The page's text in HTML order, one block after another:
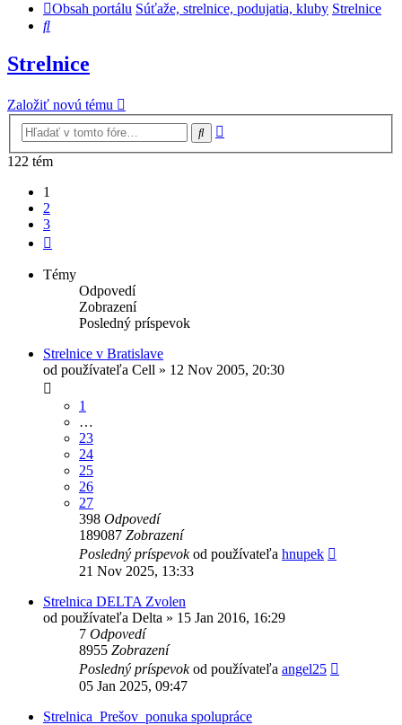
Obsah portálu Súťaže, strelnice, podujatia, kluby Strelnice
Hľadať
Strelnice
Založiť novú tému
Hľadať
122 tém
1
2
3
Témy
Odpovedí
Zobrazení
Posledný príspevok
Strelnice v Bratislave
od používateľa Cell » 12 Nov 2005, 20:30
1
…
23
24
25
26
27
398 Odpovedí
189087 Zobrazení
Posledný príspevokod používateľa hnupek
21 Nov 2025, 13:33
Strelnica DELTA Zvolen
od používateľa Delta » 15 Jan 2016, 16:29
7 Odpovedí
8955 Zobrazení
Posledný príspevokod používateľa angel25
05 Jan 2025, 09:47
Strelnica_Prešov_ponuka spolupráce